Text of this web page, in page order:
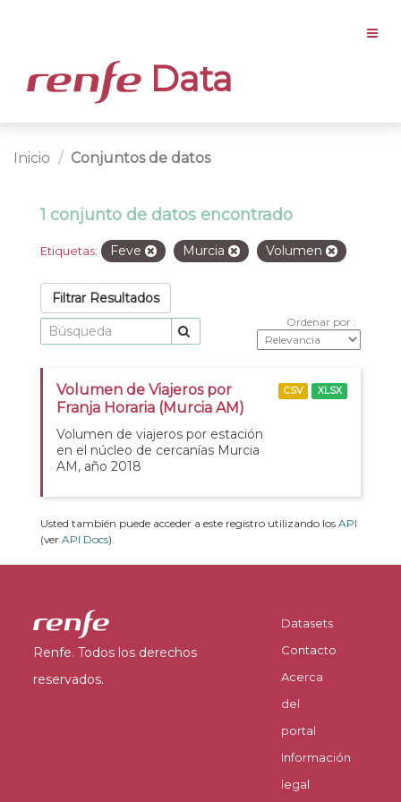
Data
Inicio Conjuntos de datos
1 conjunto de datos encontrado
Etiquetas: Feve Murcia Volumen
Filtrar Resultados
Ordenar por
Volumen de Viajeros por
Franja Horaria (Murcia AM)
Volumen de viajeros por estación
en el núcleo de cercanías Murcia
AM, año 2018
CSV XLSX
Usted también puede acceder a este registro utilizando los API
(ver API Docs).
Renfe. Todos los derechos
reservados.
Datasets
Contacto
Acerca
del
portal
Información
legal